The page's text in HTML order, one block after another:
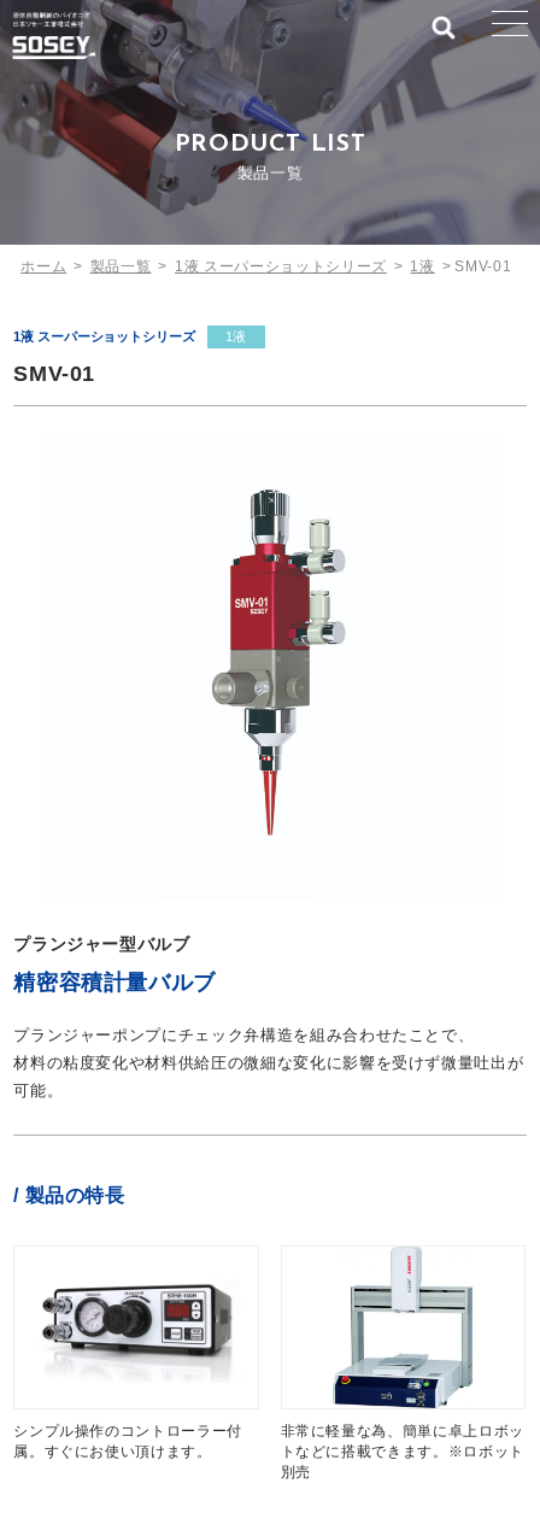
PRODUCT LIST
製品一覧
ホーム > 製品一覧 > 1液 スーパーショットシリーズ > 1液 > SMV-01
1液 スーパーショットシリーズ 1液
SMV-01
プランジャー型バルブ
精密容積計量バルブ
プランジャーポンプにチェック弁構造を組み合わせたことで、
材料の粘度変化や材料供給圧の微細な変化に影響を受けず微量吐出が
可能。
製品の特長
シンプル操作のコントローラー付
属。すぐにお使い頂けます。
非常に軽量な為、簡単に卓上ロボッ
トなどに搭載できます。※ロボット
別売